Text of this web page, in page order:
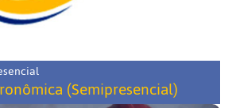
(Semipresencial)